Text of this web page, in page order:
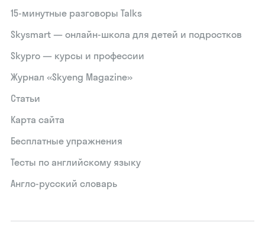
15‑минутные разговоры Talks
Skysmart — онлайн-школа для детей и подростков
Skypro — курсы и профессии
Журнал «Skyeng Magazine»
Статьи
Карта сайта
Бесплатные упражнения
Тесты по английскому языку
Англо-русский словарь